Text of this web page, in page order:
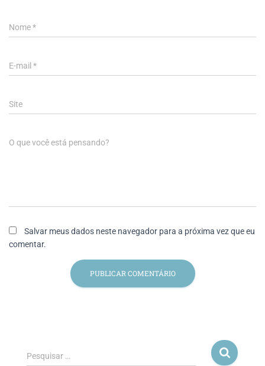
Nome*
E-mail *
Site
O que você está pensando?
Salvar meus dados neste navegador para a próxima vez que eu
comentar.
Pesquisar …